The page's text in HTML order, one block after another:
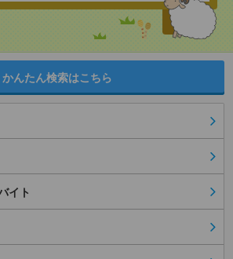
かんたん検索はこちら
イト